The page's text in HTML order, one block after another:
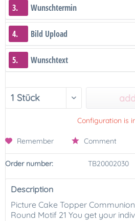
3. Wunschtermin
4. Bild Upload
5. Wunschtext
Configuration is
Remember Comment
Order number: TB20002030
Description
Picture Cake Topper
Round Motif 21 You get your